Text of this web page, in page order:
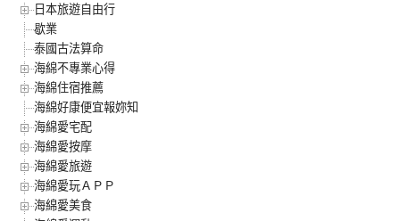
日本旅遊自由行
歇業
泰國古法算命
海綿不專業心得
海綿住宿推薦
海綿好康便宜報妳知
海綿愛宅配
海綿愛按摩
海綿愛旅遊
海綿愛玩ＡＰＰ
海綿愛美食